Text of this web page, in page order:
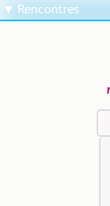
▼ Rencontres